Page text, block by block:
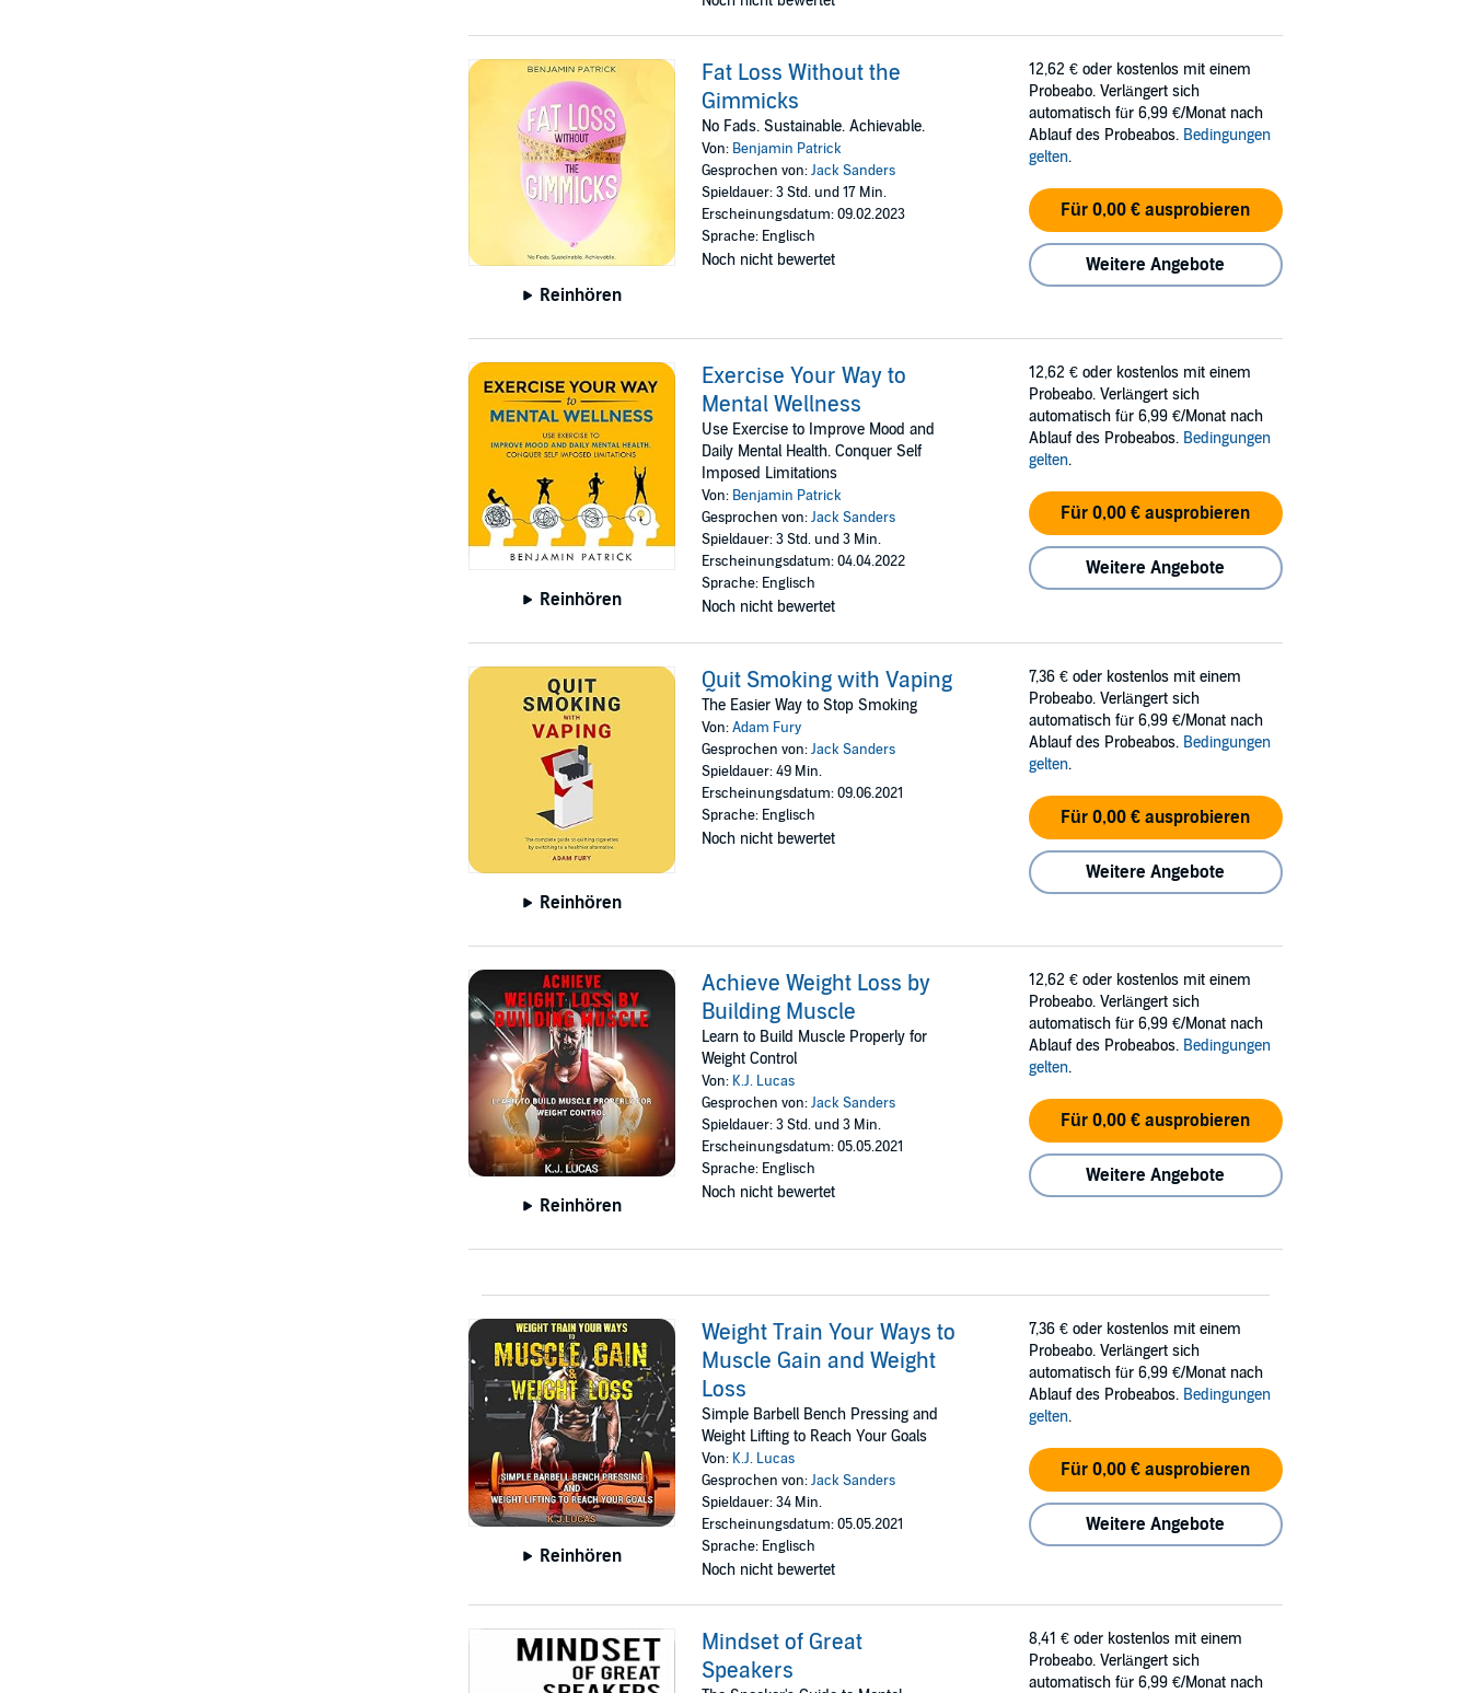
Reinhören
Fat Loss Without the
Gimmicks
No Fads. Sustainable. Achievable.
Von: Benjamin Patrick
Gesprochen von:Jack Sanders
Spieldauer: 3 Std. und 17 Min.
Erscheinungsdatum: 09.02.2023
Sprache: Englisch
Noch nicht bewertet
12,62 € oder kostenlos mit einem
Probeabo. Verlängert sich
automatisch für 6,99 €/Monat nach
Ablauf des Probeabos. Bedingungen
gelten.
Für 0,00 € ausprobieren
Weitere Angebote
Reinhören
Exercise Your Way to
Mental Wellness
Use Exercise to Improve Mood and
Daily Mental Health. Conquer Self
Imposed Limitations
Von: Benjamin Patrick
Gesprochen von:Jack Sanders
Spieldauer: 3 Std. und 3 Min.
Erscheinungsdatum: 04.04.2022
Sprache: Englisch
Noch nicht bewertet
12,62 € oder kostenlos mit einem
Probeabo. Verlängert sich
automatisch für 6,99 €/Monat nach
Ablauf des Probeabos. Bedingungen
gelten.
Für 0,00 € ausprobieren
Weitere Angebote
Reinhören
Quit Smoking with Vaping
The Easier Way to Stop Smoking
Von:Adam Fury
Gesprochen von:Jack Sanders
Spieldauer: 49 Min.
Erscheinungsdatum: 09.06.2021
Sprache: Englisch
Noch nicht bewertet
7,36 € oder kostenlos mit einem
Probeabo. Verlängert sich
automatisch für 6,99 €/Monat nach
Ablauf des Probeabos. Bedingungen
gelten.
Für 0,00 € ausprobieren
Weitere Angebote
Reinhören
Achieve Weight Loss by
Building Muscle
Learn to Build Muscle Properly for
Weight Control
Von: K.J. Lucas
Gesprochen von:Jack Sanders
Spieldauer: 3 Std. und 3 Min.
Erscheinungsdatum: 05.05.2021
Sprache: Englisch
Noch nicht bewertet
12,62 € oder kostenlos mit einem
Probeabo. Verlängert sich
automatisch für 6,99 €/Monat nach
Ablauf des Probeabos. Bedingungen
gelten.
Für 0,00 € ausprobieren
Weitere Angebote
Reinhören
Weight Train Your Ways to
Muscle Gain and Weight
Loss
Simple Barbell Bench Pressing and
Weight Lifting to Reach Your Goals
Von: K.J. Lucas
Gesprochen von:Jack Sanders
Spieldauer: 34 Min.
Erscheinungsdatum: 05.05.2021
Sprache: Englisch
Noch nicht bewertet
7,36 € oder kostenlos mit einem
Probeabo. Verlängert sich
automatisch für 6,99 €/Monat nach
Ablauf des Probeabos. Bedingungen
gelten.
Für 0,00 € ausprobieren
Weitere Angebote
Mindset of Great
Speakers
8,41 € oder kostenlos mit einem
Probeabo. Verlängert sich
automatisch für 6,99 €/Monat nach